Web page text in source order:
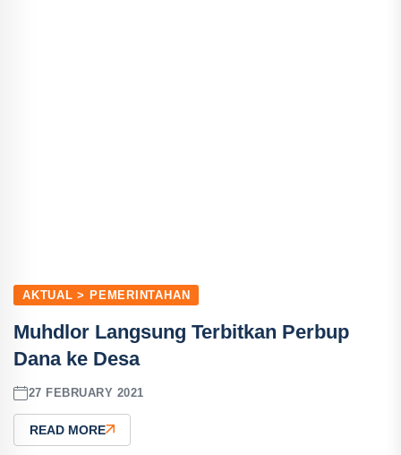
AKTUAL > PEMERINTAHAN
Muhdlor Langsung Terbitkan Perbup
Dana ke Desa
27 FEBRUARY 2021
READ MORE